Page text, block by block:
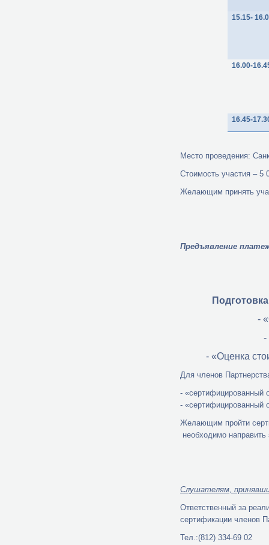
15.15-
16.00-
16.45-
Место проведения:
Стоимость участия – 5
Желающим принять
Предъявление
-
-
- «Оценка
Для членов
- «сертифицированный
- «сертифицированный
Желающим пройти
необходимо
Слушателям,
Ответственный за
сертификации членов
Тел.:(812) 334-69 02